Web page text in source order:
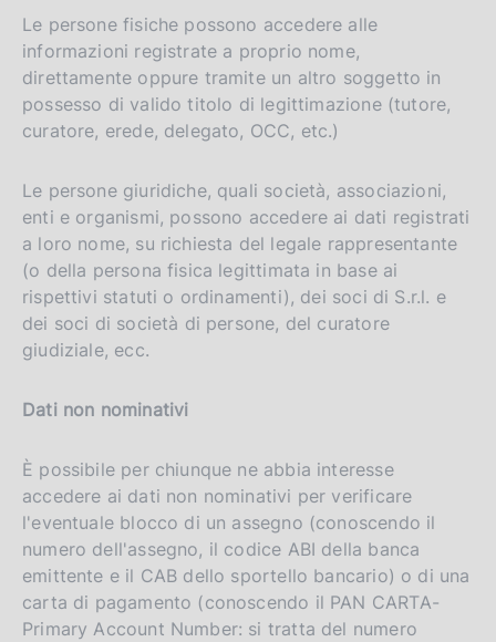
Le persone fisiche possono accedere alle
informazioni registrate a proprio nome,
direttamente oppure tramite un altro soggetto in
possesso di valido titolo di legittimazione (tutore,
curatore, erede, delegato, OCC, etc.)
Le persone giuridiche, quali società, associazioni,
enti e organismi, possono accedere ai dati registrati
a loro nome, su richiesta del legale rappresentante
(o della persona fisica legittimata in base ai
rispettivi statuti o ordinamenti), dei soci di S.r.l. e
dei soci di società di persone, del curatore
giudiziale, ecc.
Dati non nominativi
È possibile per chiunque ne abbia interesse
accedere ai dati non nominativi per verificare
l'eventuale blocco di un assegno (conoscendo il
numero dell'assegno, il codice ABI della banca
emittente e il CAB dello sportello bancario) o di una
carta di pagamento (conoscendo il PAN CARTA-
Primary Account Number: si tratta del numero